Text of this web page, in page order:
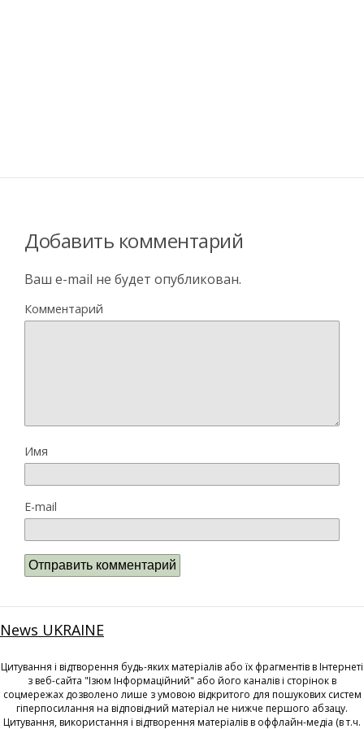
Добавить комментарий
Ваш e-mail не будет опубликован.
Комментарий
Имя
E-mail
News UKRAINE
Цитування і відтворення будь-яких матеріалів або їх фрагментів в Інтернеті
з веб-сайта "Ізюм Інформаційний" або його каналів і сторінок в
соцмережах дозволено лише з умовою відкритого для пошукових систем
гіперпосилання на відповідний матеріал не нижче першого абзацу.
Цитування, використання і відтворення матеріалів в оффлайн-медіа (в т.ч.